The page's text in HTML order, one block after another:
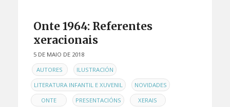
Onte 1964: Referentes
xeracionais
5 DE MAIO DE 2018
EN AUTORES , ILUSTRACIÓN ,
LITERATURA INFANTIL E XUVENIL , NOVIDADES ,
ONTE , PRESENTACIÓNS , XERAIS